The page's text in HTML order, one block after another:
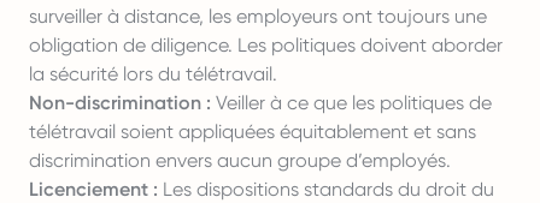
surveiller à distance, les employeurs ont toujours une
obligation de diligence. Les politiques doivent aborder
la sécurité lors du télétravail.
Non-discrimination : Veiller à ce que les politiques de
télétravail soient appliquées équitablement et sans
discrimination envers aucun groupe d’employés.
Licenciement : Les dispositions standards du droit du